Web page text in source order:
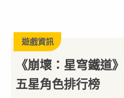
遊戲資訊
《崩壞：星穹鐵道
五星角色排行榜